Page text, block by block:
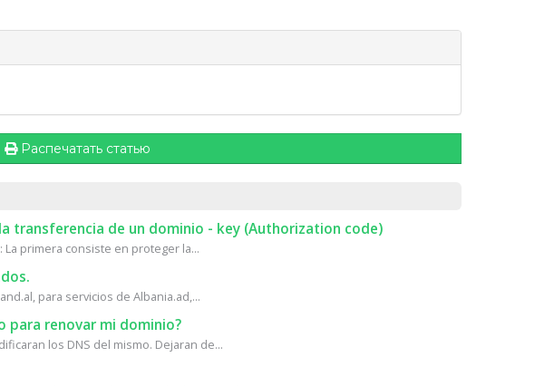
Распечатать статью
transferencia de un dominio - key (Authorization code)
primera consiste en proteger la...
para servicios de Albania.ad,...
para renovar mi dominio?
los DNS del mismo. Dejaran de...